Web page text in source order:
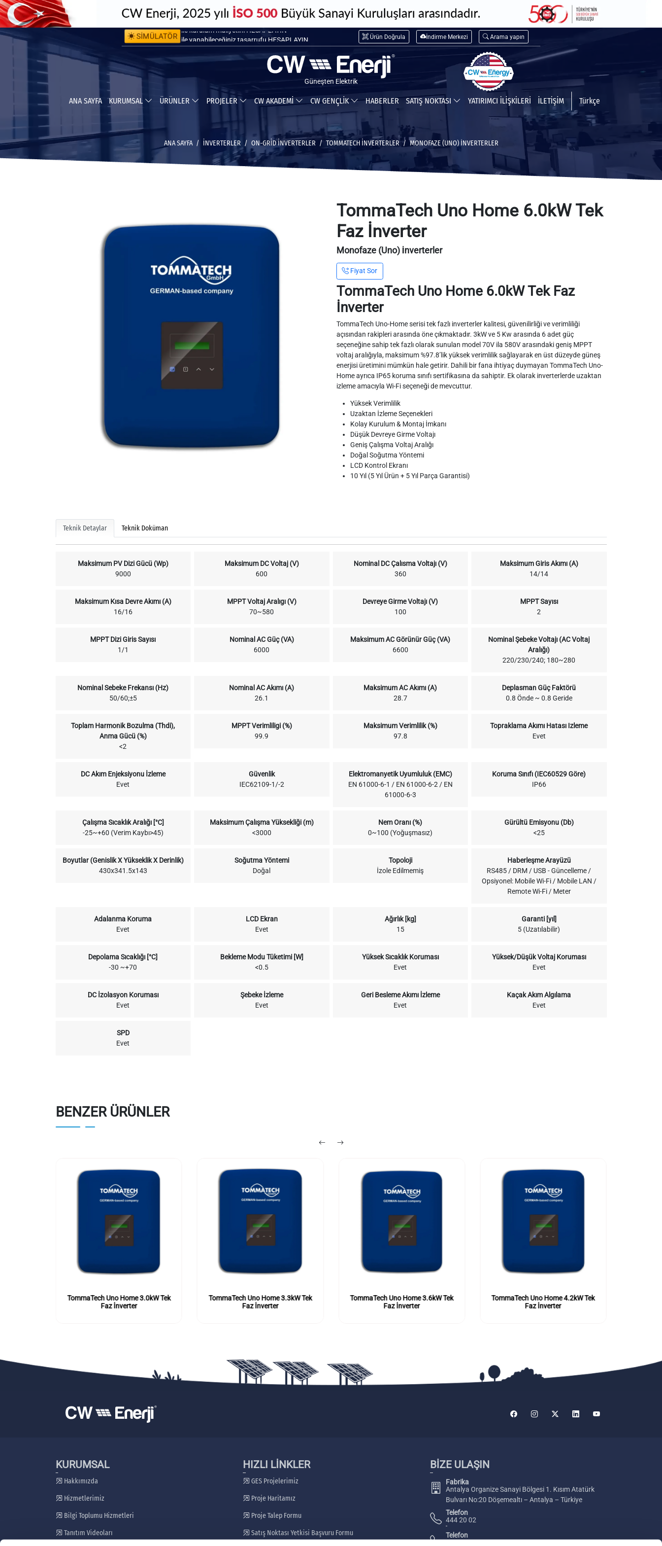
SİMÜLATÖR
ile kurulum maliyetini HESAPLAYIN
ile yapabileceğiniz tasarrufu HESAPLAYIN
Ürün Doğrula İndirme Merkezi Arama yapın
Güneşten Elektrik
ANA SAYFA KURUMSAL ÜRÜNLER PROJELER CW AKADEMİ CW GENÇLİK HABERLER SATIŞ NOKTASI YATIRIMCI İLİŞKİLERİ İLETİŞİM Türkçe
ANA SAYFA İNVERTERLER ON-GRID İNVERTERLER TOMMATECH İNVERTERLER MONOFAZE (UNO) İNVERTERLER
TommaTech Uno Home 6.0kW Tek
Faz İnverter
Monofaze (Uno) İnverterler
Fiyat Sor
TommaTech Uno Home 6.0kW Tek Faz
İnverter
TommaTech Uno-Home serisi tek fazlı inverterler kalitesi, güvenilirliği ve verimliliği
açısından rakipleri arasında öne çıkmaktadır. 3kW ve 5 Kw arasında 6 adet güç
seçeneğine sahip tek fazlı olarak sunulan model 70V ila 580V arasındaki geniş MPPT
voltaj aralığıyla, maksimum %97.8’lik yüksek verimlilik sağlayarak en üst düzeyde güneş
enerjisi üretimini mümkün hale getirir. Dahili bir fana ihtiyaç duymayan TommaTech Uno-
Home ayrıca IP65 koruma sınıfı sertifikasına da sahiptir. Ek olarak inverterlerde uzaktan
izleme amacıyla Wi-Fi seçeneği de mevcuttur.
Yüksek Verimlilik
Uzaktan İzleme Seçenekleri
Kolay Kurulum & Montaj İmkanı
Düşük Devreye Girme Voltajı
Geniş Çalışma Voltaj Aralığı
Doğal Soğutma Yöntemi
LCD Kontrol Ekranı
10 Yıl (5 Yıl Ürün + 5 Yıl Parça Garantisi)
Teknik Detaylar Teknik Doküman
Maksimum PV Dizi Gücü (Wp)
9000
Maksimum DC Voltaj (V)
600
Nominal DC Çalısma Voltajı (V)
360
Maksimum Giris Akımı (A)
14/14
Maksimum Kısa Devre Akımı (A)
16/16
MPPT Voltaj Aralıgı (V)
70~580
Devreye Girme Voltajı (V)
100
MPPT Sayısı
2
MPPT Dizi Giris Sayısı
1/1
Nominal AC Güç (VA)
6000
Maksimum AC Görünür Güç (VA)
6600
Nominal Şebeke Voltajı (AC Voltaj
Aralığı)
220/230/240; 180~280
Nominal Sebeke Frekansı (Hz)
50/60;±5
Nominal AC Akımı (A)
26.1
Maksimum AC Akımı (A)
28.7
Deplasman Güç Faktörü
0.8 Önde ~ 0.8 Geride
Toplam Harmonik Bozulma (Thdi),
Anma Gücü (%)
<2
MPPT Verimliligi (%)
99.9
Maksimum Verimlilik (%)
97.8
Topraklama Akımı Hatası Izleme
Evet
DC Akım Enjeksiyonu İzleme
Evet
Güvenlik
IEC62109-1/-2
Elektromanyetik Uyumluluk (EMC)
EN 61000-6-1 / EN 61000-6-2 / EN
61000-6-3
Koruma Sınıfı (IEC60529 Göre)
IP66
Çalışma Sıcaklık Aralığı [°C]
-25~+60 (Verim Kaybı>45)
Maksimum Çalışma Yüksekliği (m)
<3000
Nem Oranı (%)
0~100 (Yoğuşmasız)
Gürültü Emisyonu (Db)
<25
Boyutlar (Genislik X Yükseklik X Derinlik)
430x341.5x143
Soğutma Yöntemi
Doğal
Topoloji
İzole Edilmemiş
Haberleşme Arayüzü
RS485 / DRM / USB - Güncelleme /
Opsiyonel: Mobile Wi-Fi / Mobile LAN /
Remote Wi-Fi / Meter
Adalanma Koruma
Evet
LCD Ekran
Evet
Ağırlık [kg]
15
Garanti [yıl]
5 (Uzatılabilir)
Depolama Sıcaklığı [°C]
-30 ~+70
Bekleme Modu Tüketimi [W]
<0.5
Yüksek Sıcaklık Koruması
Evet
Yüksek/Düşük Voltaj Koruması
Evet
DC İzolasyon Koruması
Evet
Şebeke İzleme
Evet
Geri Besleme Akımı İzleme
Evet
Kaçak Akım Algılama
Evet
SPD
Evet
BENZER ÜRÜNLER
TommaTech Uno Home 3.0kW Tek
Faz İnverter
TommaTech Uno Home 3.3kW Tek
Faz İnverter
TommaTech Uno Home 3.6kW Tek
Faz İnverter
TommaTech Uno Home 4.2kW Tek
Faz İnverter
KURUMSAL
Hakkımızda
Hizmetlerimiz
Bilgi Toplumu Hizmetleri
Tanıtım Videoları
HIZLI LİNKLER
GES Projelerimiz
Proje Haritamız
Proje Talep Formu
Satış Noktası Yetkisi Başvuru Formu
BİZE ULAŞIN
Fabrika
Antalya Organize Sanayi Bölgesi 1. Kısım Atatürk
Bulvarı No:20 Döşemealtı – Antalya – Türkiye
Telefon
444 20 02
Telefon